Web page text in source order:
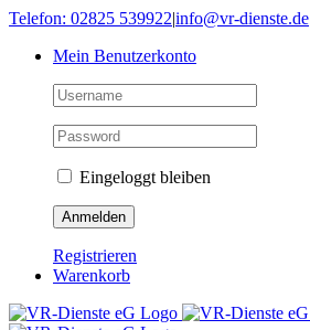
Skip
content
Telefon: 02825 539922|info@vr-dienste.de
Mein Benutzerkonto
Eingeloggt bleiben
Registrieren
Warenkorb